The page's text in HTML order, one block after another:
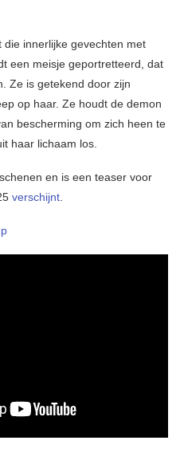
innerlijke gevechten met
een meisje geportretteerd, dat
Ze is getekend door zijn
op haar. Ze houdt de demon
bescherming om zich heen te
haar lichaam los.
en is een teaser voor
verschijnt.